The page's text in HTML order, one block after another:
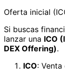
Oferta inicial
Si buscas
lanzar una ICO
DEX Offering).
ICO: